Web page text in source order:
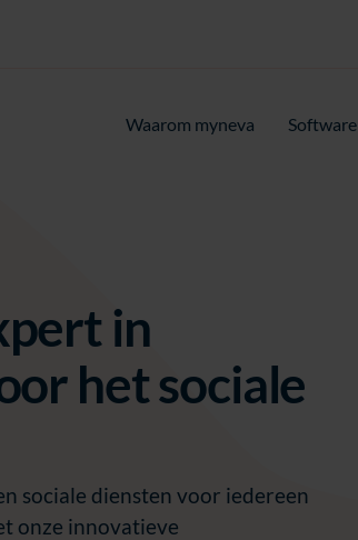
Waarom myneva Software
in
het sociale
sociale diensten voor iedereen
onze innovatieve